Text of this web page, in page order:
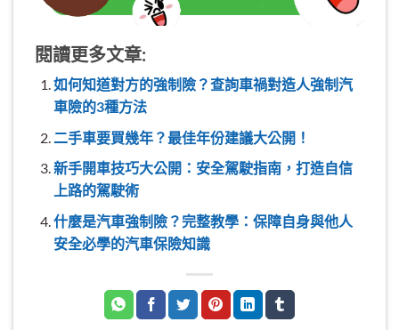
閱讀更多文章:
如何知道對方的強制險？查詢車禍對造人強制汽
車險的3種方法
二手車要買幾年？最佳年份建議大公開！
新手開車技巧大公開：安全駕駛指南，打造自信
上路的駕駛術
什麼是汽車強制險？完整教學：保障自身與他人
安全必學的汽車保險知識